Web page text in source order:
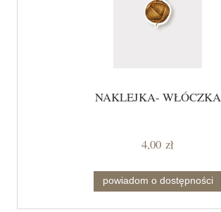
NAKLEJKA- WŁÓCZKA
4,00 zł
powiadom o dostępności